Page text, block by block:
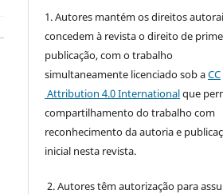
1. Autores mantém os direitos
concedem à revista o direito de
publicação, com o trabalho
simultaneamente licenciado sob aCC
Attribution 4.0 Internationalque
compartilhamento do trabalho com
reconhecimento da autoria e
inicial nesta revista.
2. Autores têm autorização para